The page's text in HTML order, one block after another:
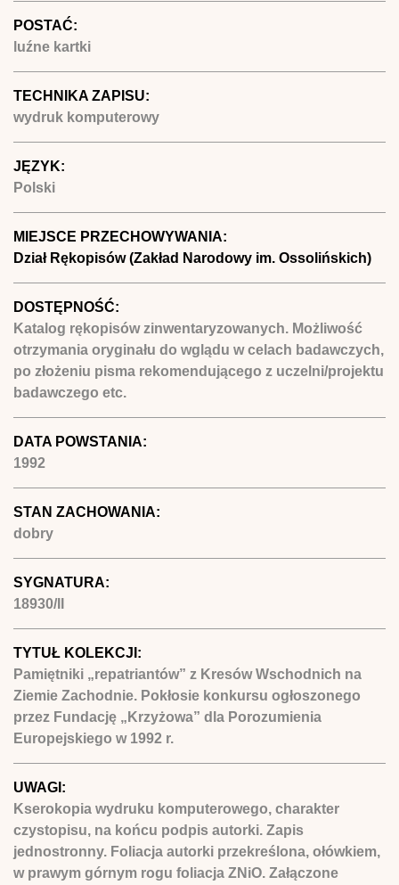
POSTAĆ:
luźne kartki
TECHNIKA ZAPISU:
wydruk komputerowy
JĘZYK:
Polski
MIEJSCE PRZECHOWYWANIA:
Dział Rękopisów (Zakład Narodowy im. Ossolińskich)
DOSTĘPNOŚĆ:
Katalog rękopisów zinwentaryzowanych. Możliwość
otrzymania oryginału do wglądu w celach badawczych,
po złożeniu pisma rekomendującego z uczelni/projektu
badawczego etc.
DATA POWSTANIA:
1992
STAN ZACHOWANIA:
dobry
SYGNATURA:
18930/II
TYTUŁ KOLEKCJI:
Pamiętniki „repatriantów” z Kresów Wschodnich na
Ziemie Zachodnie. Pokłosie konkursu ogłoszonego
przez Fundację „Krzyżowa” dla Porozumienia
Europejskiego w 1992 r.
UWAGI:
Kserokopia wydruku komputerowego, charakter
czystopisu, na końcu podpis autorki. Zapis
jednostronny. Foliacja autorki przekreślona, ołówkiem,
w prawym górnym rogu foliacja ZNiO. Załączone